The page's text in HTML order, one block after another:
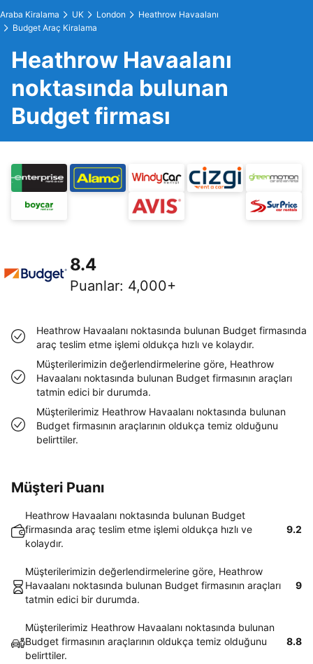
Araba Kiralama UK London
Heathrow Havaalanı
Budget Araç Kiralama
Heathrow Havaalanı
noktasında bulunan
Budget firması
8.4
Puanlar: 4,000+
Heathrow Havaalanı noktasında bulunan Budget firmasında
araç teslim etme işlemi oldukça hızlı ve kolaydır.
Müşterilerimizin değerlendirmelerine göre, Heathrow
Havaalanı noktasında bulunan Budget firmasının araçları
tatmin edici bir durumda.
Müşterilerimiz Heathrow Havaalanı noktasında bulunan
Budget firmasının araçlarının oldukça temiz olduğunu
belirttiler.
Müşteri Puanı
Heathrow Havaalanı noktasında bulunan Budget
firmasında araç teslim etme işlemi oldukça hızlı ve
kolaydır.
9.2
Müşterilerimizin değerlendirmelerine göre, Heathrow
Havaalanı noktasında bulunan Budget firmasının araçları
tatmin edici bir durumda.
9
Müşterilerimiz Heathrow Havaalanı noktasında bulunan
Budget firmasının araçlarının oldukça temiz olduğunu
belirttiler.
8.8